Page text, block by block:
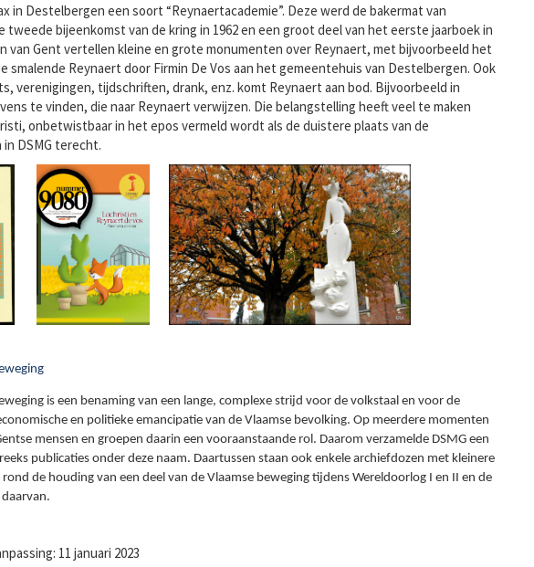
in Destelbergen een soort “Reynaertacademie”. Deze werd de bakermat van
tweede bijeenkomst van de kring in 1962 en een groot deel van het eerste jaarboek in
van Gent vertellen kleine en grote monumenten over Reynaert, met bijvoorbeeld het
smalende Reynaert door Firmin De Vos aan het gemeentehuis van Destelbergen. Ook
verenigingen, tijdschriften, drank, enz. komt Reynaert aan bod. Bijvoorbeeld in
te vinden, die naar Reynaert verwijzen. Die belangstelling heeft veel te maken
onbetwistbaar in het epos vermeld wordt als de duistere plaats van de
DSMG terecht.
is een benaming van een lange, complexe strijd voor de volkstaal en voor de
en politieke emancipatie van de Vlaamse bevolking. Op meerdere momenten
mensen en groepen daarin een vooraanstaande rol. Daarom verzamelde DSMG een
publicaties onder deze naam. Daartussen staan ook enkele archiefdozen met kleinere
de houding van een deel van de Vlaamse beweging tijdens Wereldoorlog I en II en de
11 januari 2023